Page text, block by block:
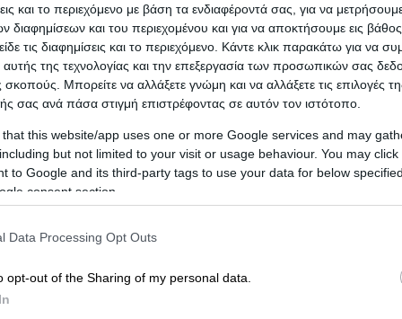
και το περιεχόμενο με βάση τα ενδιαφέροντά σας, για να
διαφημίσεων και του περιεχομένου και για να αποκτήσουμε εις
τις διαφημίσεις και το περιεχόμενο. Κάντε κλικ παρακάτω για να
της τεχνολογίας και την επεξεργασία των προσωπικών σας
Μπορείτε να αλλάξετε γνώμη και να αλλάξετε τις επιλογές
σας ανά πάσα στιγμή επιστρέφοντας σε αυτόν τον ιστότοπο.
that this website/app uses one or more Google services and may
but not limited to your visit or usage behaviour. You may
to Google and its third-party tags to use your data for below
consent section.
Data Processing Opt Outs
opt-out of the Sharing of my personal data.
ΑΝΤΩΝΕΛΛΑ
- Κοπή Νυχιών - Πώληση Προϊόντων
- Σεμινάρια Εκμάθησης